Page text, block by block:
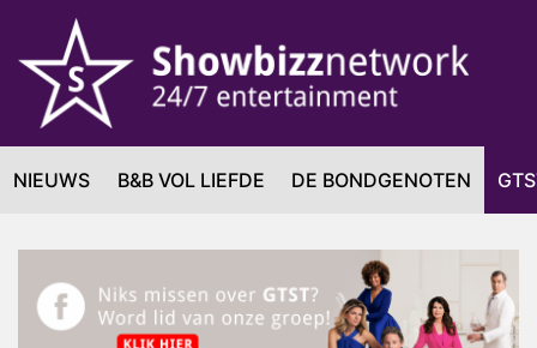
NIEUWS B&B VOL LIEFDE DE BONDGENOTEN